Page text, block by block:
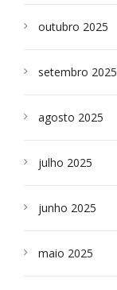
outubro 2025
setembro 2025
agosto 2025
julho 2025
junho 2025
maio 2025